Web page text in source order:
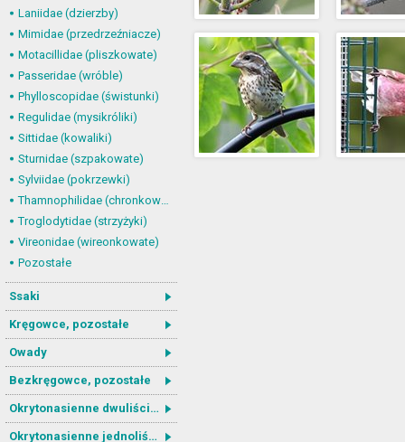
Laniidae (dzierzby)
Mimidae (przedrzeźniacze)
Motacillidae (pliszkowate)
Passeridae (wróble)
Phylloscopidae (świstunki)
Regulidae (mysikróliki)
Sittidae (kowaliki)
Sturnidae (szpakowate)
Sylviidae (pokrzewki)
Thamnophilidae (chronkowate)
Troglodytidae (strzyżyki)
Vireonidae (wireonkowate)
Pozostałe
Ssaki
Kręgowce, pozostałe
Owady
Bezkręgowce, pozostałe
Okrytonasienne dwuliścienne
Okrytonasienne jednoliścienne